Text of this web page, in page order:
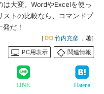
大変。WordやExcelを使っ
ストの比較なら、コマンドプ
だ！
[ 竹内充彦 ，著]
PC用表示
関連情報
LINE Hatena